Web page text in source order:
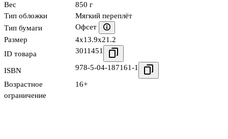
Вес
850 г
Тип обложки
Мягкий переплёт
Тип бумаги
Офсет
Размер
4x13.9x21.2
ID товара
3011451
ISBN 978-5-04-187161-1
Возрастное
ограничение
16+